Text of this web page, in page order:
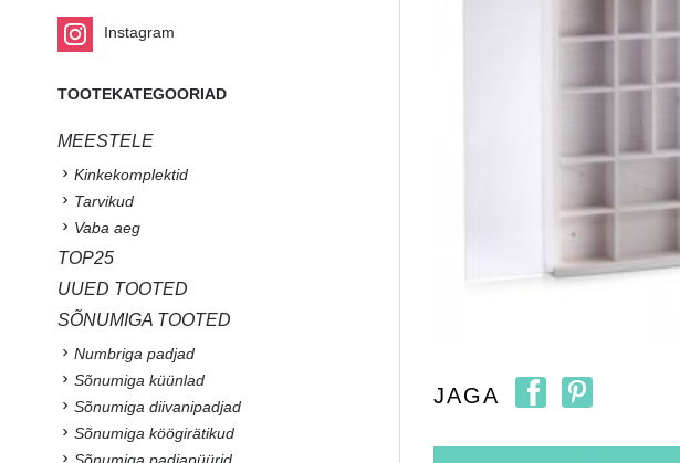
JAGA
Instagram
TOOTEKATEGOORIAD
MEESTELE
Kinkekomplektid
Tarvikud
Vaba aeg
TOP25
UUED TOOTED
SÕNUMIGA TOOTED
Numbriga padjad
Sõnumiga küünlad
Sõnumiga diivanipadjad
Sõnumiga köögirätikud
Sõnumiga padjapüürid